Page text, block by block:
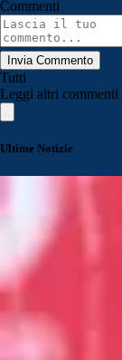
Commenti
Invia Commento
Tutti
Leggi altri commenti
Ultime Notizie